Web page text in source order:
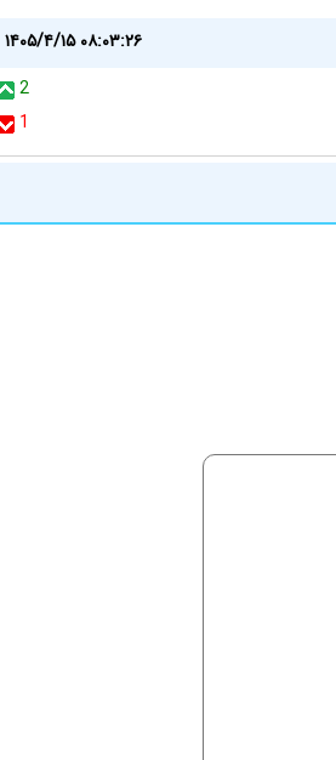
۱۴۰۵/۴/۱۵ ۰۸:۰۳:۲۶
2
1